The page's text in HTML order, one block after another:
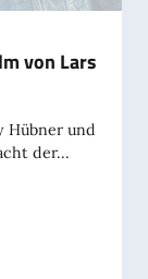
von Lars
Hübner und
der...